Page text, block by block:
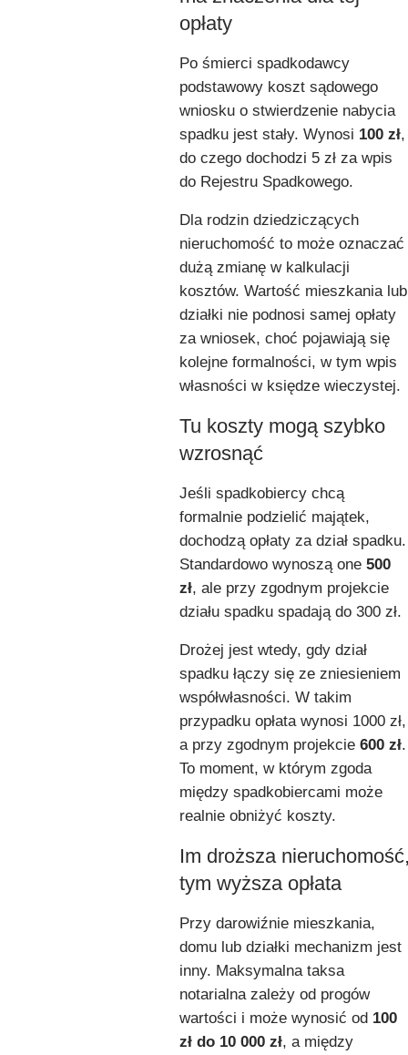
opłaty
Po śmierci spadkodawcy
podstawowy koszt sądowego
wniosku o stwierdzenie nabycia
spadku jest stały. Wynosi 100 zł,
do czego dochodzi 5 zł za wpis
do Rejestru Spadkowego.
Dla rodzin dziedziczących
nieruchomość to może oznaczać
dużą zmianę w kalkulacji
kosztów. Wartość mieszkania lub
działki nie podnosi samej opłaty
za wniosek, choć pojawiają się
kolejne formalności, w tym wpis
własności w księdze wieczystej.
Tu koszty mogą szybko
wzrosnąć
Jeśli spadkobiercy chcą
formalnie podzielić majątek,
dochodzą opłaty za dział spadku.
Standardowo wynoszą one 500
zł, ale przy zgodnym projekcie
działu spadku spadają do 300 zł.
Drożej jest wtedy, gdy dział
spadku łączy się ze zniesieniem
współwłasności. W takim
przypadku opłata wynosi 1000 zł,
a przy zgodnym projekcie 600 zł.
To moment, w którym zgoda
między spadkobiercami może
realnie obniżyć koszty.
Im droższa
tym wyższa opłata
Przy darowiźnie mieszkania,
domu lub działki mechanizm jest
inny. Maksymalna taksa
notarialna zależy od progów
wartości i może wynosić od 100
zł do 10 000 zł, a między